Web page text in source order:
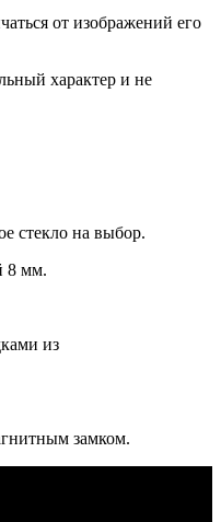
от изображений его
характер и не
стекло на выбор.
8 мм.
из
замком.